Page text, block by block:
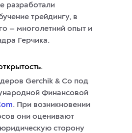
разработали
трейдингу, в
— многолетний опыт и
Герчика.
Gerchik & Co под
Финансовой
. При возникновении
они оценивают
сторону